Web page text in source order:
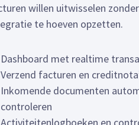
willen uitwisselen
te hoeven opzetten.
Dashboard met realtime
Verzend facturen en
Inkomende documenten
controleren